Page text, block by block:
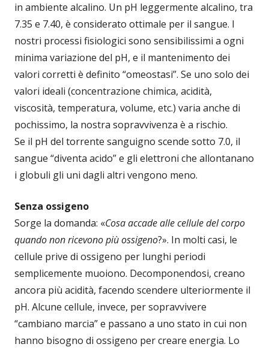
in ambiente alcalino. Un pH leggermente alcalino, tra
7.35 e 7.40, è considerato ottimale per il sangue. I
nostri processi fisiologici sono sensibilissimi a ogni
minima variazione del pH, e il mantenimento dei
valori corretti è definito “omeostasi”. Se uno solo dei
valori ideali (concentrazione chimica, acidità,
viscosità, temperatura, volume, etc.) varia anche di
pochissimo, la nostra sopravvivenza è a rischio.
Se il pH del torrente sanguigno scende sotto 7.0, il
sangue “diventa acido” e gli elettroni che allontanano
i globuli gli uni dagli altri vengono meno.
Senza ossigeno
Sorge la domanda: «Cosa accade alle cellule del corpo
quando non ricevono più ossigeno?». In molti casi, le
cellule prive di ossigeno per lunghi periodi
semplicemente muoiono. Decomponendosi, creano
ancora più acidità, facendo scendere ulteriormente il
pH. Alcune cellule, invece, per sopravvivere
“cambiano marcia” e passano a uno stato in cui non
hanno bisogno di ossigeno per creare energia. Lo